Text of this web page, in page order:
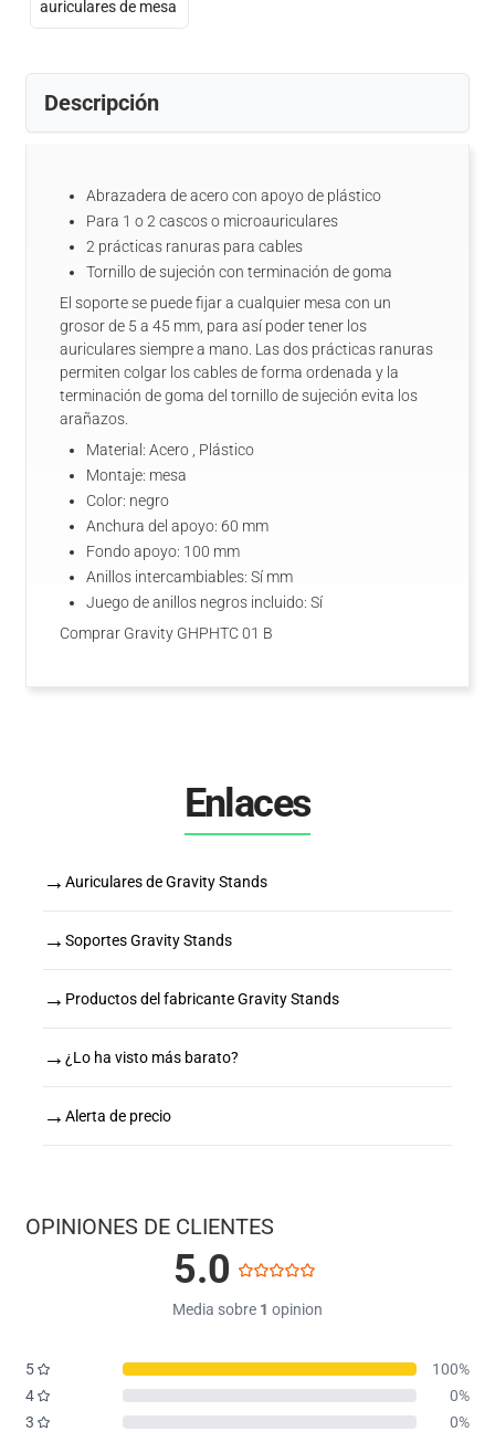
Descripción
Abrazadera de acero con apoyo de plástico
Para 1 o 2 cascos o microauriculares
2 prácticas ranuras para cables
Tornillo de sujeción con terminación de goma
El soporte se puede fijar a cualquier mesa con un
grosor de 5 a 45 mm, para así poder tener los
auriculares siempre a mano. Las dos prácticas ranuras
permiten colgar los cables de forma ordenada y la
terminación de goma del tornillo de sujeción evita los
arañazos.
Material: Acero , Plástico
Montaje: mesa
Color: negro
Anchura del apoyo: 60 mm
Fondo apoyo: 100 mm
Anillos intercambiables: Sí mm
Juego de anillos negros incluido: Sí
Comprar Gravity GHPHTC 01 B
Enlaces
→ Auriculares de Gravity Stands
→ Soportes Gravity Stands
→ Productos del fabricante Gravity Stands
→ ¿Lo ha visto más barato?
→ Alerta de precio
OPINIONES DE CLIENTES
5.0
Media sobre 1 opinion
5
100%
4
0%
3
0%